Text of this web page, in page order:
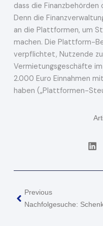
dass die Finanzbehörden
Denn die
an die Plattformen, um
machen. Die Plattform-
verpflichtet, Nutzende
Vermietungsgeschäfte
2.000 Euro Einnahmen
haben („Plattformen-
Previous